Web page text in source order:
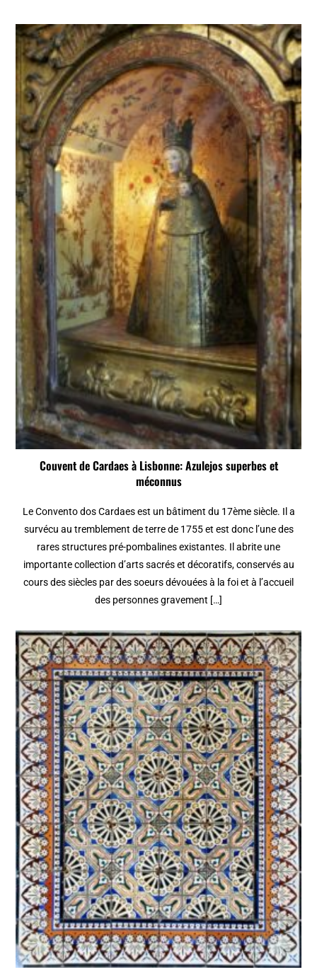
Couvent de Cardaes à Lisbonne: Azulejos superbes et
méconnus
Le Convento dos Cardaes est un bâtiment du 17ème siècle. Il a
survécu au tremblement de terre de 1755 et est donc l’une des
rares structures pré-pombalines existantes. Il abrite une
importante collection d’arts sacrés et décoratifs, conservés au
cours des siècles par des soeurs dévouées à la foi et à l’accueil
des personnes gravement […]